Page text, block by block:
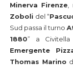
Minerva Firenze
Zoboli del “
Sud passa il turno
1880” a
Emergente
Thomas Marino